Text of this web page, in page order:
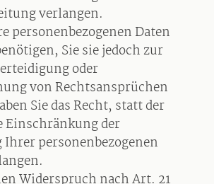
verlangen.
personenbezogenen Daten
Sie sie jedoch zur
oder
von Rechtsansprüchen
Sie das Recht, statt der
Einschränkung der
personenbezogenen
Widerspruch nach Art. 21